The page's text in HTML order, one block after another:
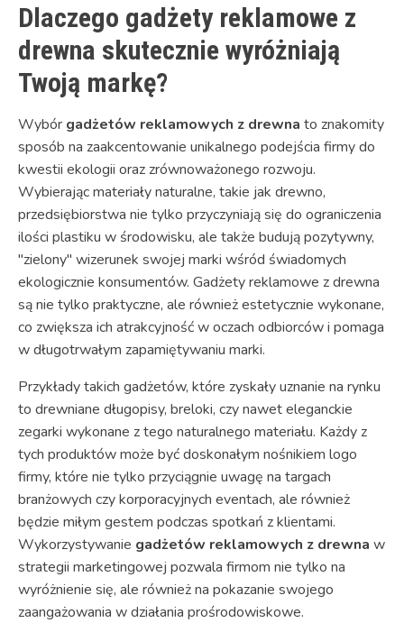
Dlaczego gadżety reklamowe z
drewna skutecznie wyróżniają
Twoją markę?
Wybór gadżetów reklamowych z drewna to znakomity
sposób na zaakcentowanie unikalnego podejścia firmy do
kwestii ekologii oraz zrównoważonego rozwoju.
Wybierając materiały naturalne, takie jak drewno,
przedsiębiorstwa nie tylko przyczyniają się do ograniczenia
ilości plastiku w środowisku, ale także budują pozytywny,
"zielony" wizerunek swojej marki wśród świadomych
ekologicznie konsumentów. Gadżety reklamowe z drewna
są nie tylko praktyczne, ale również estetycznie wykonane,
co zwiększa ich atrakcyjność w oczach odbiorców i pomaga
w długotrwałym zapamiętywaniu marki.
Przykłady takich gadżetów, które zyskały uznanie na rynku
to drewniane długopisy, breloki, czy nawet eleganckie
zegarki wykonane z tego naturalnego materiału. Każdy z
tych produktów może być doskonałym nośnikiem logo
firmy, które nie tylko przyciągnie uwagę na targach
branżowych czy korporacyjnych eventach, ale również
będzie miłym gestem podczas spotkań z klientami.
Wykorzystywanie gadżetów reklamowych z drewna w
strategii marketingowej pozwala firmom nie tylko na
wyróżnienie się, ale również na pokazanie swojego
zaangażowania w działania prośrodowiskowe.